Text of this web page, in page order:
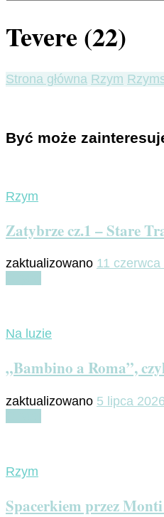
Tevere (22)
Strona główna Rzym
Być może
Rzym
Zatybrze cz.1 – Stare
zaktualizowano 11 czerwca
Na luzie
„Bambino a Roma”,
zaktualizowano 5 lipca 2026
Rzym
Spacerkiem przez